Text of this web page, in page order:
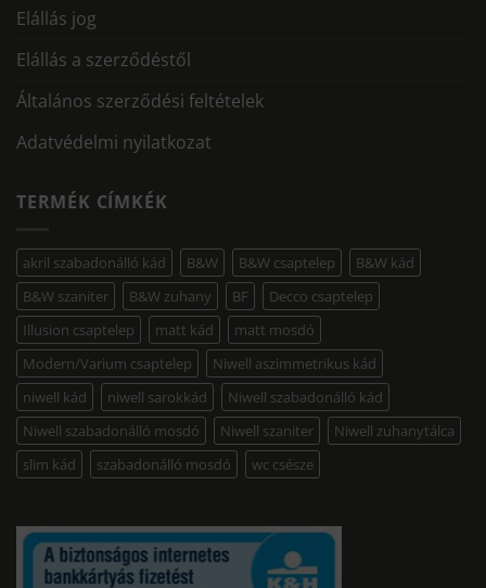
Elállás jog
Elállás a szerződéstől
Általános szerződési feltételek
Adatvédelmi nyilatkozat
TERMÉK CÍMKÉK
akril szabadonálló kád B&W B&W csaptelep
B&W kád
B&W szaniter
B&W zuhany BF
Decco csaptelep
Illusion csaptelep
matt kád
matt mosdó
Modern/Varium csaptelep
Niwell aszimmetrikus kád
niwell kád
niwell sarokkád
Niwell szabadonálló kád
Niwell szabadonálló mosdó
Niwell szaniter
Niwell zuhanytálca
slim kád
szabadonálló mosdó wc csésze